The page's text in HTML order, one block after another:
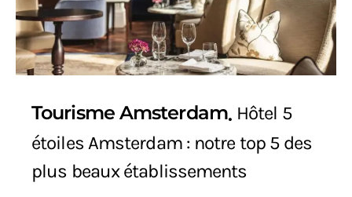
Tourisme Amsterdam Hôtel 5
étoiles Amsterdam : notre top 5 des
plus beaux établissements